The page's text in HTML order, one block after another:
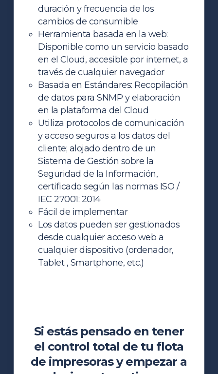
duración y frecuencia de los
cambios de consumible
Herramienta basada en la web:
Disponible como un servicio basado
en el Cloud, accesible por internet, a
través de cualquier navegador
Basada en Estándares: Recopilación
de datos para SNMP y elaboración
en la plataforma del Cloud
Utiliza protocolos de comunicación
y acceso seguros a los datos del
cliente; alojado dentro de un
Sistema de Gestión sobre la
Seguridad de la Información,
certificado según las normas ISO /
IEC 27001: 2014
Fácil de implementar
Los datos pueden ser gestionados
desde cualquier acceso web a
cualquier dispositivo (ordenador,
Tablet , Smartphone, etc.)
Si estás pensado en tener
el control total de tu flota
de impresoras y empezar a